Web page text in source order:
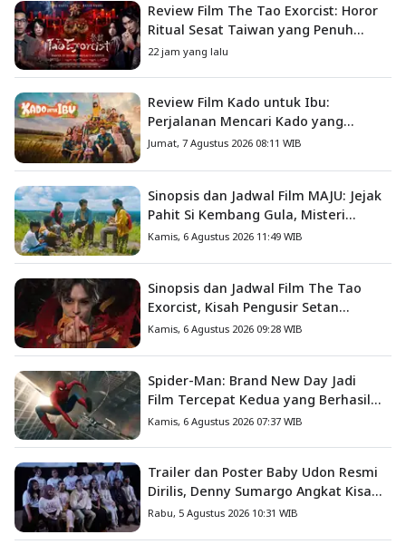
Review Film The Tao Exorcist: Horor
Ritual Sesat Taiwan yang Penuh
Misteri dan Teror Psikologis
22 jam yang lalu
Review Film Kado untuk Ibu:
Perjalanan Mencari Kado yang
Mengajarkan Arti Keluarga
Jumat, 7 Agustus 2026 08:11 WIB
Sinopsis dan Jadwal Film MAJU: Jejak
Pahit Si Kembang Gula, Misteri
Hilangnya Bagas di Lokasi Jambore
Kamis, 6 Agustus 2026 11:49 WIB
Sinopsis dan Jadwal Film The Tao
Exorcist, Kisah Pengusir Setan
Melawan Kutukan Mematikan
Kamis, 6 Agustus 2026 09:28 WIB
Spider-Man: Brand New Day Jadi
Film Tercepat Kedua yang Berhasil
Tembus US$1 Miliar
Kamis, 6 Agustus 2026 07:37 WIB
Trailer dan Poster Baby Udon Resmi
Dirilis, Denny Sumargo Angkat Kisah
Nyata Fanny Kondoh
Rabu, 5 Agustus 2026 10:31 WIB